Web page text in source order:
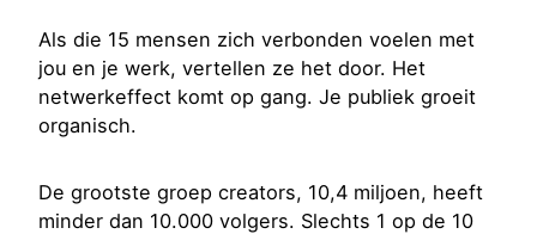
Als die 15 mensen zich verbonden voelen met
jou en je werk, vertellen ze het door. Het
netwerkeffect komt op gang. Je publiek groeit
organisch.
De grootste groep creators, 10,4 miljoen, heeft
minder dan 10.000 volgers. Slechts 1 op de 10